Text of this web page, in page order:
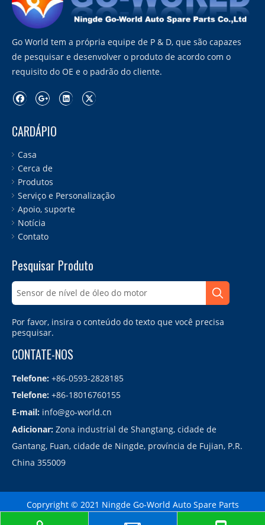
Go World tem a própria equipe de P & D, que são capazes
de pesquisar e desenvolver o produto de acordo com o
requisito do OE e o padrão do cliente.
CARDÁPIO
Casa
Cerca de
Produtos
Serviço e Personalização
Apoio, suporte
Notícia
Contato
Pesquisar Produto
Por favor, insira o conteúdo do texto que você precisa
pesquisar.
CONTATE-NOS
Telefone: +86-0593-2828185
Telefone: +86-18016760155
E-mail: info@go-world.cn
Adicionar: Zona industrial de Shangtang, cidade de
Gantang, Fuan, cidade de Ningde, província de Fujian, P.R.
China 355009
Copryright © 2021 Ningde Go-World Auto Spare Parts
Co.,LTD.备案号：
| Technology